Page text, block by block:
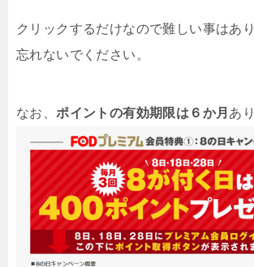
クリックするだけなので難しい事はあ
忘れないでください。
なお、ポイントの有効期限は６か月 あ